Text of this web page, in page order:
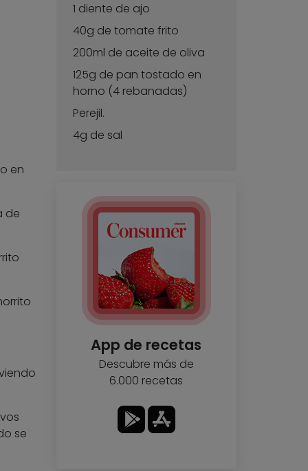
en
de
se
1 diente de ajo
40g de tomate frito
200ml de aceite de oliva
125g de pan tostado en
horno (4 rebanadas)
Perejil.
4g de sal
App de recetas
Descubre más de
6.000 recetas